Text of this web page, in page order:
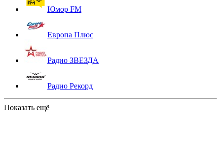
Юмор FM
Европа Плюс
Радио ЗВЕЗДА
Радио Рекорд
Показать ещё